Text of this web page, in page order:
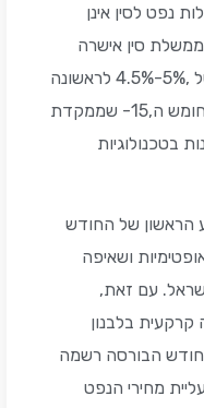
נפט לסין אינן
ממשלת סין אישרה
יעד צמיחה לשנת 2026 בטווח של ,5%-4.5% לראשונה
נמוך מ,5%- וגם אושרה תוכנית החומש ה,15- שממקדת
בטכנולוגיות
הראשון של החודש
ושאיפה
עם זאת,
בלבנון
הבורסה רשמה
מחירי הנפט